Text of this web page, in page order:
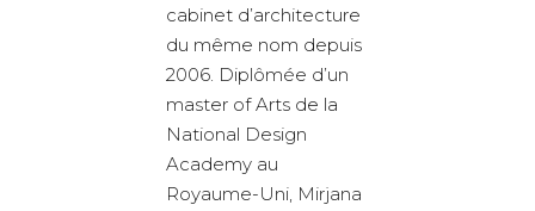
cabinet d’architecture
du même nom depuis
2006. Diplômée d’un
master of Arts de la
National Design
Academy au
Royaume-Uni, Mirjana